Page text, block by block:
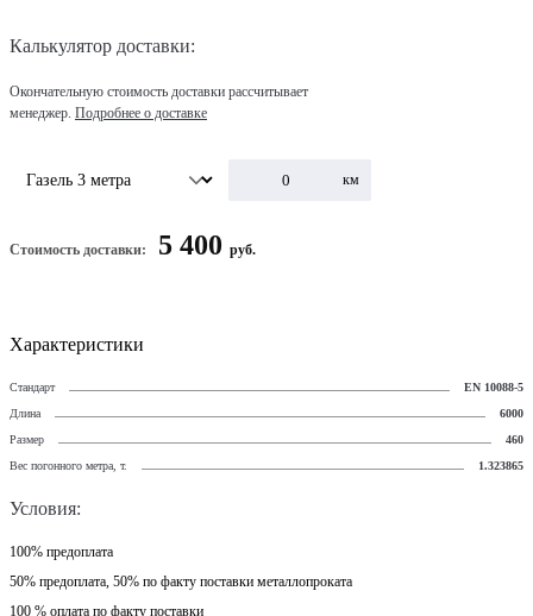
Калькулятор доставки:
Окончательную стоимость доставки рассчитывает
менеджер. Подробнее о доставке
км
Стоимость доставки: 5 400 руб.
Характеристики
Стандарт
EN 10088-5
Длина
6000
Размер
460
Вес погонного метра, т.
1.323865
Условия:
100% предоплата
50% предоплата, 50% по факту поставки металлопроката
100 % оплата по факту поставки